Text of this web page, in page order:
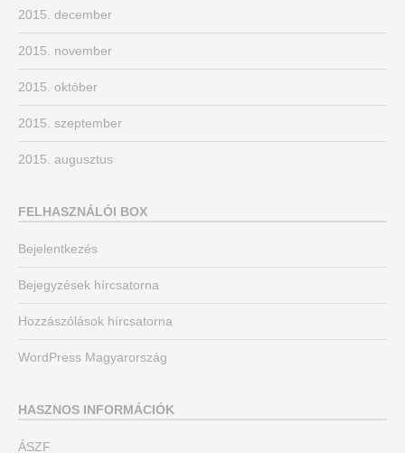
2015. december
2015. november
2015. október
2015. szeptember
2015. augusztus
FELHASZNÁLÓI BOX
Bejelentkezés
Bejegyzések hírcsatorna
Hozzászólások hírcsatorna
WordPress Magyarország
HASZNOS INFORMÁCIÓK
ÁSZF